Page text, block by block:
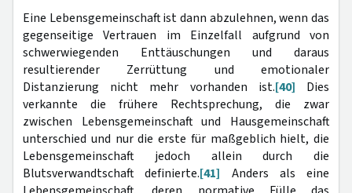
Eine Lebensgemeinschaft ist dann abzulehnen, wenn das
gegenseitige Vertrauen im Einzelfall aufgrund von
schwerwiegenden Enttäuschungen und daraus
resultierender Zerrüttung und emotionaler
Distanzierung nicht mehr vorhanden ist.[40] Dies
verkannte die frühere Rechtsprechung, die zwar
zwischen Lebensgemeinschaft und Hausgemeinschaft
unterschied und nur die erste für maßgeblich hielt, die
Lebensgemeinschaft jedoch allein durch die
Blutsverwandtschaft definierte.[41] Anders als eine